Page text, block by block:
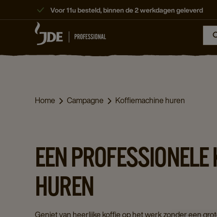
Voor 11u besteld, binnen de 2 werkdagen geleverd
Home Campagne Koffiemachine huren
EEN
HUREN
Geniet van heerlijke koffie op het werk zonder een